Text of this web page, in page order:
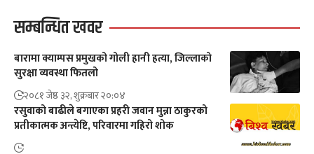
सम्बन्धित खवर
बारामा क्याम्पस प्रमुखको गोली हानी हत्या, जिल्लाको
सुरक्षा व्यवस्था फितलो
२०८१ जेष्ठ ३२, शुक्रबार २०:०४
रसुवाको बाढीले बगाएका प्रहरी जवान मुन्ना ठाकुरको
प्रतीकात्मक अन्त्येष्टि, परिवारमा गहिरो शोक